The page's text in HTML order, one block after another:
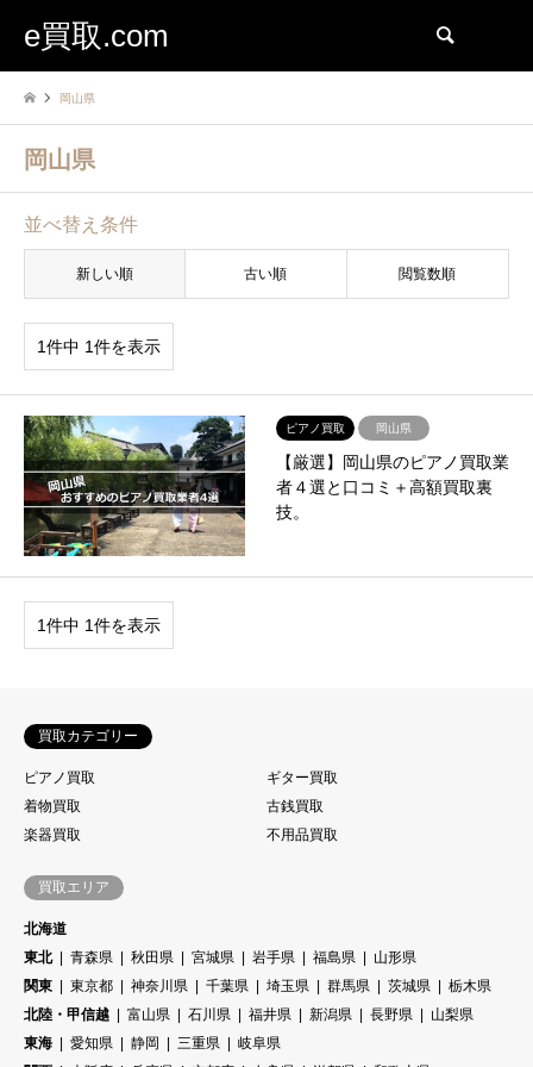
e買取.com
岡山県
岡山県
並べ替え条件
新しい順 古い順 閲覧数順
1件中 1件を表示
ピアノ買取 岡山県
【厳選】岡山県のピアノ買取業
者４選と口コミ＋高額買取裏
技。
1件中 1件を表示
買取カテゴリー
ピアノ買取
ギター買取
着物買取
古銭買取
楽器買取
不用品買取
買取エリア
北海道
東北
青森県 秋田県 宮城県 岩手県 福島県
山形県
関東
東京都 神奈川県 千葉県 埼玉県 群馬県 茨城県
栃木県
北陸・甲信越
富山県 石川県 福井県 新潟県 長野県
山梨県
東海
愛知県 静岡 三重県
岐阜県